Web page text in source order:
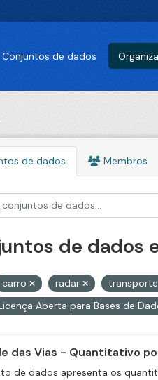
Conjuntos de dados
de dados Membros
de dados
carro radar transporte
Aberta para Bases de
das Vias - Quantitativo
de dados apresenta os